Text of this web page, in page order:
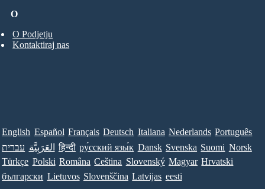
O
O Podjetju
Kontaktiraj nas
English Español Français Deutsch Italiana Nederlands Português
עברית العَرَبِيَّة हिन्दी ру́сский язы́к Dansk Svenska Suomi Norsk
Türkçe Polski Româna Ceština Slovenský Magyar Hrvatski
български Lietuvos Slovenščina Latvijas eesti